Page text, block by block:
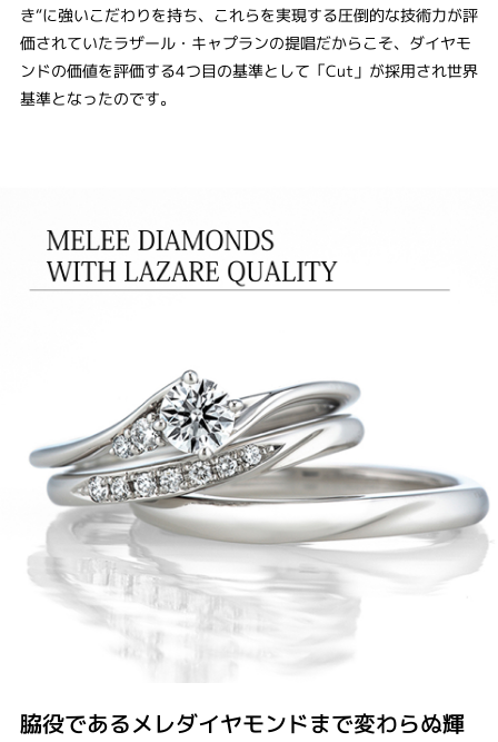
き“に強いこだわりを持ち、これらを実現する圧倒的な技術力が評
価されていたラザール・キャプランの提唱だからこそ、ダイヤモ
ンドの価値を評価する4つ目の基準として「Cut」が採用され世界
基準となったのです。
脇役であるメレダイヤモンドまで変わらぬ輝